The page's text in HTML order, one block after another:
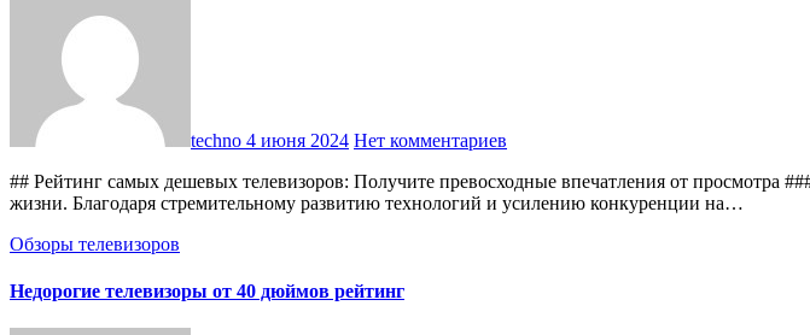
techno 4 июня 2024 Нет комментариев
## Рейтинг самых дешевых телевизоров: Получите превосходные впечатления от просмотра
жизни. Благодаря стремительному развитию технологий и усилению конкуренции на…
Обзоры телевизоров
Недорогие телевизоры от 40 дюймов рейтинг